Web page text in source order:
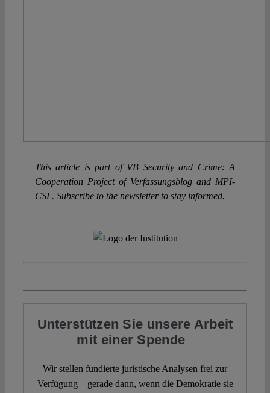
This article is part of VB Security and Crime: A
Cooperation Project of Verfassungsblog and MPI-
CSL. Subscribe to the newsletter to stay informed.
Unterstützen Sie unsere Arbeit
mit einer Spende
Wir stellen fundierte juristische Analysen frei zur
Verfügung – gerade dann, wenn die Demokratie sie